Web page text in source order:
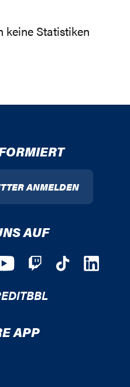
keine Statistiken
ANMELDEN
AUF
APP